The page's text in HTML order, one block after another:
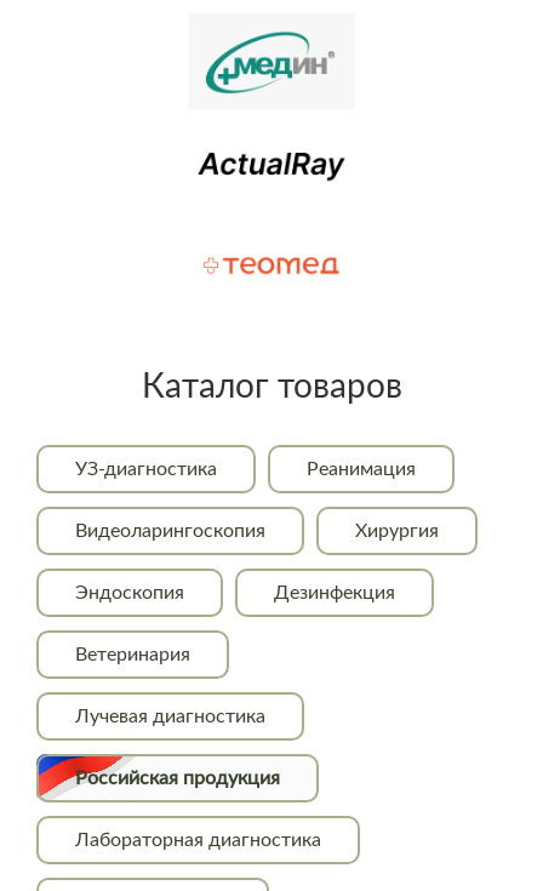
Каталог товаров
УЗ-диагностика Реанимация
Видеоларингоскопия Хирургия
Эндоскопия Дезинфекция
Ветеринария
Лучевая диагностика
Российская продукция
Лабораторная диагностика